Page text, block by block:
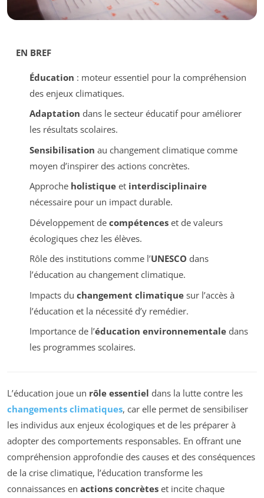
EN BREF
Éducation : moteur essentiel pour la compréhension
des enjeux climatiques.
Adaptation dans le secteur éducatif pour améliorer
les résultats scolaires.
Sensibilisation au changement climatique comme
moyen d’inspirer des actions concrètes.
Approche holistiqueet interdisciplinaire
nécessaire pour un impact durable.
Développement de compétenceset de valeurs
écologiques chez les élèves.
Rôle des institutions comme l’UNESCO dans
l’éducation au changement climatique.
Impacts du changement climatiquesur l’accès à
l’éducation et la nécessité d’y remédier.
Importance de l’éducation environnementaledans
les programmes scolaires.
L’éducation joue un rôle essentiel dans la lutte contre les
changements climatiques, car elle permet de sensibiliser
les individus aux enjeux écologiques et de les préparer à
adopter des comportements responsables. En offrant une
compréhension approfondie des causes et des conséquences
de la crise climatique, l’éducation transforme les
connaissances en actions concrètes et incite chaque